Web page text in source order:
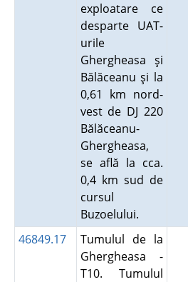
exploatare ce
desparte UAT-
urile
Ghergheasa şi
Bălăceanu şi la
0,61 km nord-
vest de DJ 220
Bălăceanu-
Ghergheasa,
se află la cca.
0,4 km sud de
cursul
Buzoelului.
46849.17
Tumulul de la
Ghergheasa -
T10. Tumulul